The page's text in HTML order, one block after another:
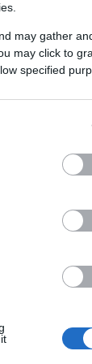
may gather
may click to
specified